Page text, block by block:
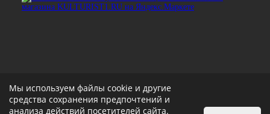
Мы используем файлы cookie и другие
средства сохранения предпочтений и
анализа действий посетителей сайта.